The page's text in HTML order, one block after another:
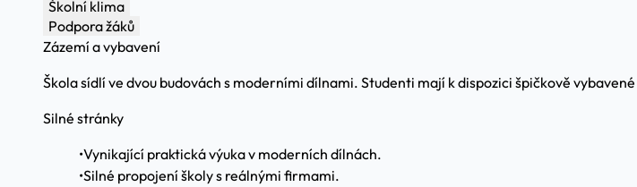
Školní klima
Podpora žáků
Zázemí a vybavení
Škola sídlí ve dvou budovách s moderními dílnami. Studenti mají k dispozici špičkově
Silné stránky
•Vynikající praktická výuka v moderních dílnách.
•Silné propojení školy s reálnými firmami.